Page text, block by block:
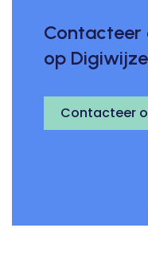
Contacteer
op
Contacteer